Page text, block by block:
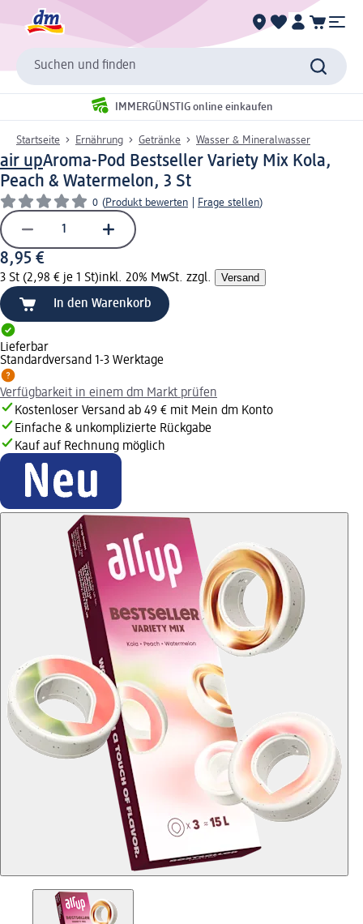
Suchen und finden
IMMERGÜNSTIG online einkaufen
Startseite Ernährung Getränke Wasser & Mineralwasser
air upAroma-Pod Bestseller Variety Mix Kola,
Peach & Watermelon, 3 St
0 (Produkt bewerten Frage stellen)
8,95 €
3 St (2,98 € je 1 St)inkl. 20% MwSt. zzgl. Versand
In den Warenkorb
Lieferbar
Standardversand 1-3 Werktage
Verfügbarkeit in einem dm Markt prüfen
Kostenloser Versand ab 49 € mit Mein dm Konto
Einfache & unkomplizierte Rückgabe
Kauf auf Rechnung möglich